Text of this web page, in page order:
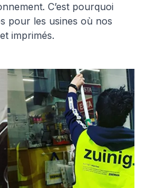
C’est pourquoi
pour les usines où nos
imprimés.